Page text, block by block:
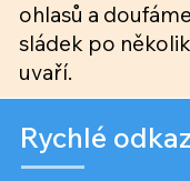
ohlasů a
sládek po
uvaří.
Rychlé